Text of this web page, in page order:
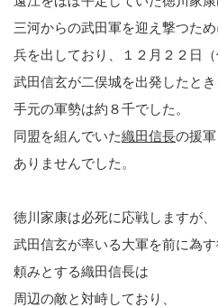
三河からの武田軍を迎え撃つため
兵を出しており、１２月２２日
武田信玄が二俣城を出発したとき
手元の軍勢は約８千でした。
同盟を組んでいた織田信長の援軍
ありませんでした。
徳川家康は必死に応戦しますが、
武田信玄が率いる大軍を前に為す
頼みとする織田信長は
周辺の敵と対峙しており、